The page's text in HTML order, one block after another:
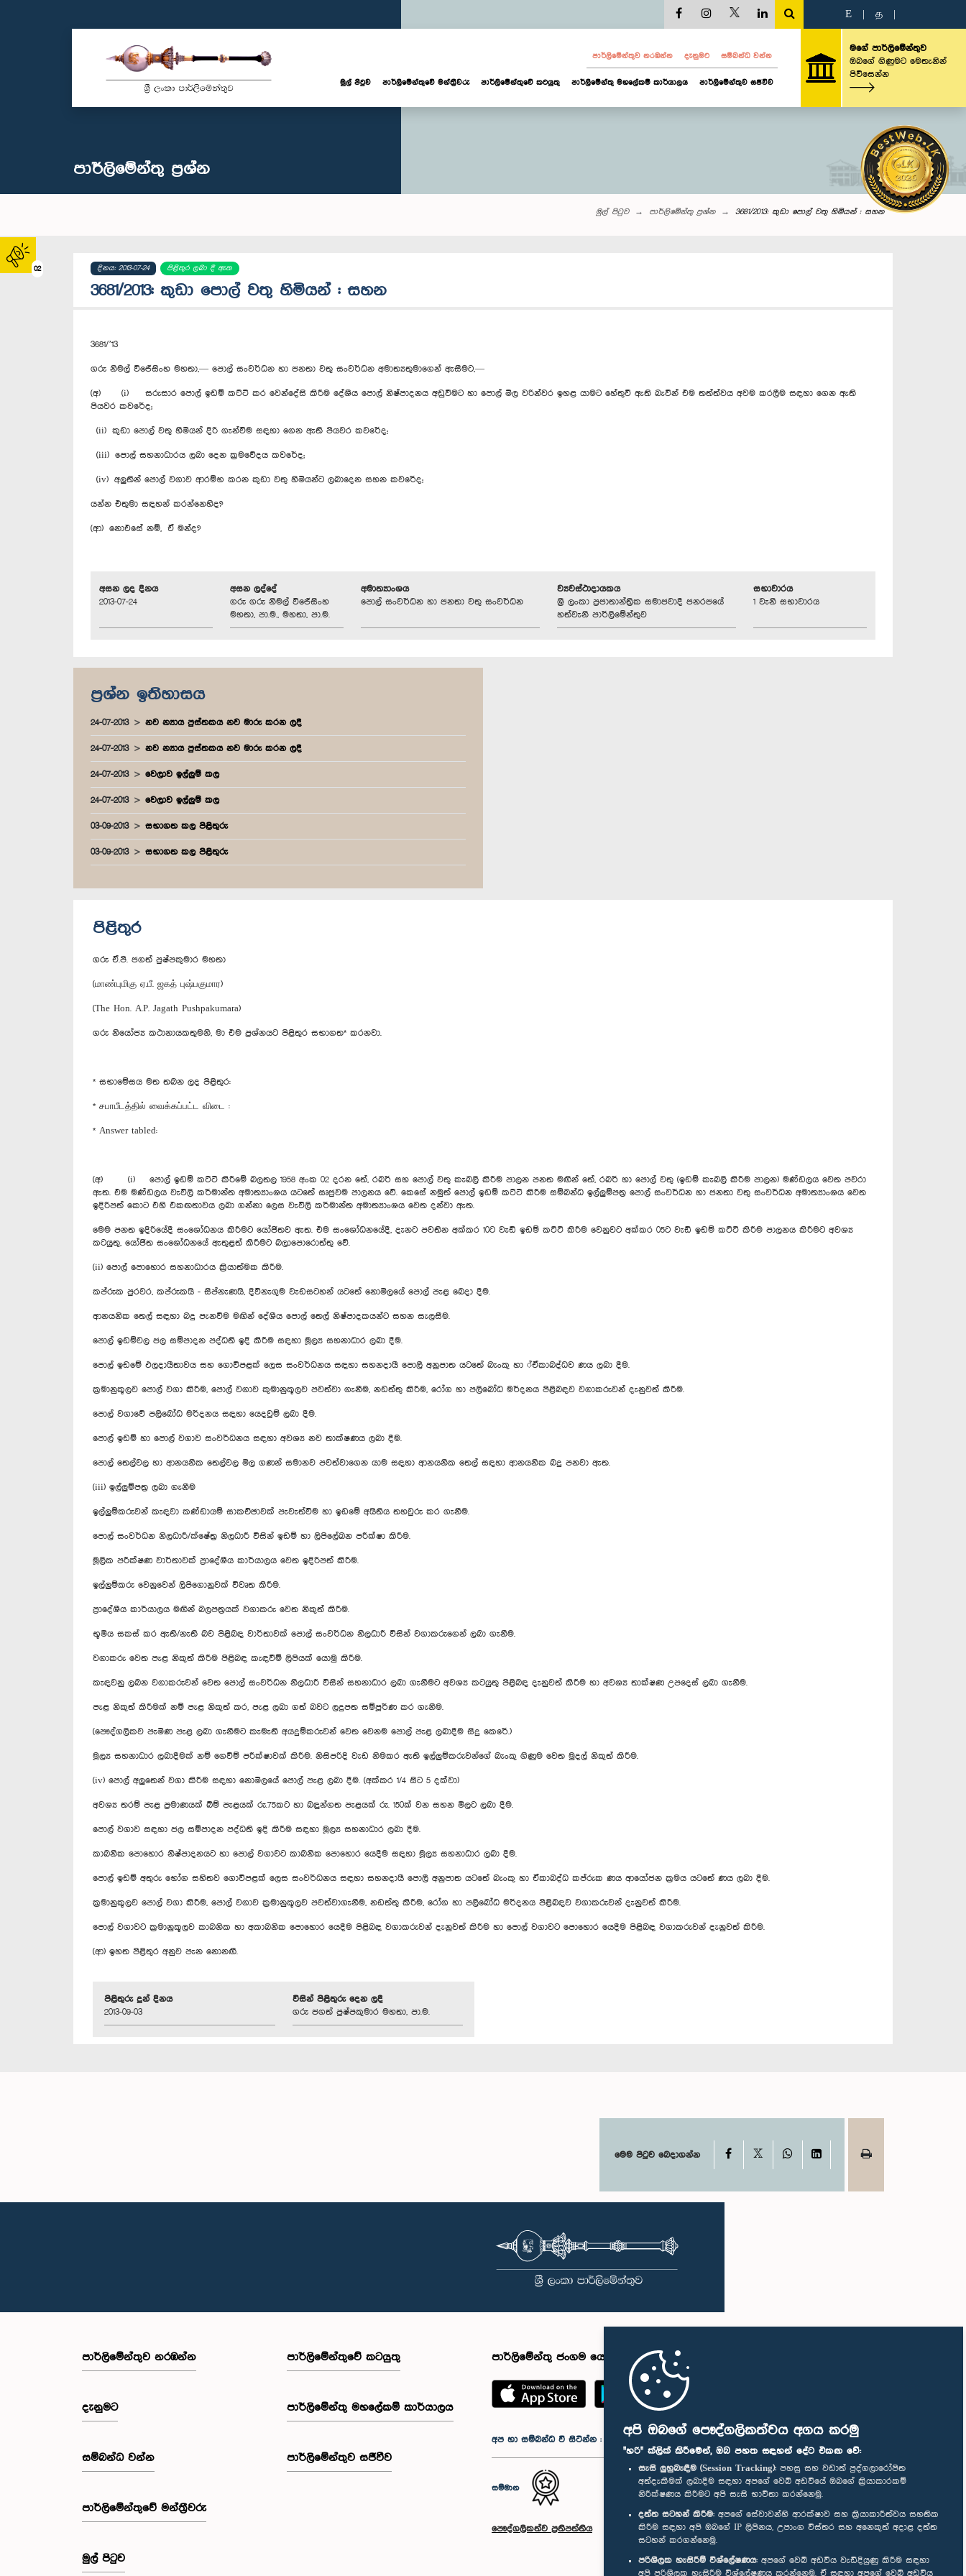
අපි ඔබගේ පෞද්ගලිකත්වය අගය කරමු
"හරි" ක්ලික් කිරීමෙන්, ඔබ පහත සඳහන් දේට එකඟ වේ:
සැසි ලුහුබැඳීම (Session Tracking): පහසු සහ වඩාත් පුද්ගලාරෝපිත
අත්දැකීමක් ලබාදීම සඳහා අපගේ වෙබ් අඩවියේ ඔබගේ ක්‍රියාකාරකම්
නිරීක්ෂණය කිරීමට අපි සැසි භාවිතා කරන්නෙමු.
දත්ත සටහන් කිරීම: අපගේ සේවාවන්හි ආරක්ෂාව සහ ක්‍රියාකාරීත්වය සහතික
කිරීම සඳහා අපි ඔබගේ IP ලිපිනය, උපාංග විස්තර සහ අනෙකුත් අදාළ දත්ත
සටහන් කරගන්නෙමු.
පරිශීලක හැසිරීම් විශ්ලේෂණය: අපගේ වෙබ් අඩවිය වැඩිදියුණු කිරීම සඳහා
අපි පරිශීලක හැසිරීම විශ්ලේෂණය කරන්නෙමු. ඒ සඳහා අපගේ වෙබ් අඩවිය
02
E த
පාර්ලි‌මේන්තුව නරඹන්න දැනුමට සම්බන්ධ වන්න
මුල් පිටුව පාර්ලි‌මේන්තුවේ මන්ත්‍රීවරු පාර්ලිමේන්තුවේ කටයුතු පාර්ලිමේන්තු මහලේකම් කාර්යාලය පාර්ලිමේන්තුව සජීවීව
මගේ පාර්ලිමේන්තුව
ඔබගේ ගිණුමට මෙතැනින්
පිවිසෙන්න
පාර්ලි‌මේන්තු‌ ප්‍රශ්න
මුල් පිටුව පාර්ලි‌මේන්තු‌ ප්‍රශ්න 3681/2013: කුඩා පොල් වතු හිමියන් : සහන
දිනය: 2013-07-24 පිළිතුර ලබා දී ඇත
3681/2013: කුඩා පොල් වතු හිමියන් : සහන
3681/’13
ගරු නිමල් විජේසිංහ මහතා,— පොල් සංවර්ධන හා ජනතා වතු සංවර්ධන අමාත්‍යතුමාගෙන් ඇසීමට,—
(අ) (i) සරුසාර පොල් ඉඩම් කට්ටි කර වෙන්දේසි කිරීම දේශීය පොල් නිෂ්පාදනය අඩුවීමට හා පොල් මිල වරින්වර ඉහළ යාමට හේතුවී ඇති බැවින් එම තත්ත්වය අවම කරලීම සඳහා ගෙන ඇති
පියවර කවරේද;
(ii) කුඩා පොල් වතු හිමියන් දිරි ගැන්වීම සඳහා ගෙන ඇති පියවර කවරේද;
(iii) පොල් සහනාධාරය ලබා දෙන ක්‍රමවේදය කවරේද;
(iv) අලුතින් පොල් වගාව ආරම්භ කරන කුඩා වතු හිමියන්ට ලබාදෙන සහන කවරේද;
යන්න එතුමා සඳහන් කරන්නෙහිද?
(ආ) නොඑසේ නම්, ඒ මන්ද?
අසන ලද දිනය
2013-07-24
අසන ලද්දේ
ගරු ගරු නිමල් විජේසිංහ
මහතා, පා.ම., මහතා, පා.ම.
අමාත්‍යාංශය
පොල් සංවර්ධන හා ජනතා වතු සංවර්ධන
ව්‍යවස්ථාදායකය
ශ්‍රී ලංකා ප්‍රජාතාන්ත්‍රික සමාජවාදී ජනරජයේ
හත්වැනි පාර්ලිමේන්තුව
සභාවාරය
1 වැනි සභාවාරය
ප්‍රශ්න ඉතිහාසය
24-07-2013 නව න්‍යාය පුස්තකය නව මාරු කරන ලදී
24-07-2013 නව න්‍යාය පුස්තකය නව මාරු කරන ලදී
24-07-2013 වෙලාව ඉල්ලුම් කල
24-07-2013 වෙලාව ඉල්ලුම් කල
03-09-2013 සභාගත කල පිළිතුරු
03-09-2013 සභාගත කල පිළිතුරු
පිළිතුර
ගරු ඒ.පී. ජගත් පුෂ්පකුමාර මහතා
(மாண்புமிகு ஏ.பீ. ஜகத் புஷ்பகுமார)
(The Hon. A.P. Jagath Pushpakumara)
ගරු නියෝජ්‍ය කථානායකතුමනි, මා එම ප්‍රශ්නයට පිළිතුර සභාගත* කරනවා.
* සභාමේසය මත තබන ලද පිළිතුර:
* சபாபீடத்தில் வைக்கப்பட்ட விடை :
* Answer tabled:
(අ) (i) පොල් ඉඩම් කට්ටි කිරීමේ බලතල 1958 අංක 02 දරන තේ, රබර් සහ පොල් වතු කැබලි කිරීම පාලන පනත මඟින් තේ, රබර් හා පොල් වතු (ඉඩම් කැබලි කිරීම පාලන) මණ්ඩලය වෙත පවරා
ඇත. එම මණ්ඩලය වැවිලි කර්මාන්ත අමාත්‍යාංශය යටතේ සෘජුවම පාලනය වේ. කෙසේ නමුත් පොල් ඉඩම් කට්ටි කිරීම සම්බන්ධ ඉල්ලුම්පත්‍ර පොල් සංවර්ධන හා ජනතා වතු සංවර්ධන අමාත්‍යාංශය වෙත
ඉදිරිපත් කොට එහි එකඟතාවය ලබා ගන්නා ලෙස වැවිලි කර්මාන්ත අමාත්‍යාංශය වෙත දන්වා ඇත.
මෙම පනත ඉදිරියේදී සංශෝධනය කිරීමට යෝජිතව ඇත. එම සංශෝධනයේදී, දැනට පවතින අක්කර 10ට වැඩි ඉඩම් කට්ටි කිරීම වෙනුවට අක්කර 05ට වැඩි ඉඩම් කට්ටි කිරීම පාලනය කිරීමට අවශ්‍ය
කටයුතු, යෝජිත සංශෝධනයේ ඇතුළත් කිරීමට බලාපොරොත්තු වේ.
(ii) පොල් පොහොර සහනාධාරය ක්‍රියාත්මක කිරීම.
කප්රුක පුරවර, කප්රුකයි - සිප්නැණයි, දිවිනැගුම වැඩසටහන් යටතේ නොමිලයේ පොල් පැළ බෙදා දීම.
ආනයනික තෙල් සඳහා බදු පැනවීම මඟින් දේශීය පොල් තෙල් නිෂ්පාදකයන්ට සහන සැලසීම.
පොල් ඉඩම්වල ජල සම්පාදන පද්ධති ඉදි කිරීම සඳහා මූල්‍ය සහනාධාර ලබා දීම.
පොල් ඉඩමේ ඵලදායීතාවය සහ ගොවිපළක් ලෙස සංවර්ධනය සඳහා සහනදායී පොලී අනුපාත යටතේ බැංකු හා ්ඒකාබද්ධව ණය ලබා දීම.
ක්‍රමානුකූලව පොල් වගා කිරීම, පොල් වගාව කුමානුකූලව පවත්වා ගැනීම, නඩත්තු කිරීම, රෝග හා පලිබෝධ මර්දනය පිළිබඳව වගාකරුවන් දැනුවත් කිරීම.
පොල් වගාවේ පලිබෝධ මර්දනය සඳහා යෙදවුම් ලබා දීම.
පොල් ඉඩම් හා පොල් වගාව සංවර්ධනය සඳහා අවශ්‍ය නව තාක්ෂණය ලබා දීම.
පොල් තෙල්වල හා ආනයනික තෙල්වල මිල ගණන් සමානව පවත්වාගෙන යාම සඳහා ආනයනික තෙල් සඳහා ආනයනික බදු පනවා ඇත.
(iii) ඉල්ලුම්පත්‍ර ලබා ගැනීම
ඉල්ලුම්කරුවන් කැඳවා කණ්ඩායම් සාකච්ඡාවක් පැවැත්වීම හා ඉඩමේ අයිතිය තහවුරු කර ගැනීම.
පොල් සංවර්ධන නිලධාරී/ක්ෂේත්‍ර නිලධාරී විසින් ඉඩම් හා ලිපිලේඛන පරීක්ෂා කිරීම.
මූලික පරීක්ෂණ වාර්තාවක් ප්‍රාදේශීය කාර්යාලය වෙත ඉදිරිපත් කිරීම.
ඉල්ලුම්කරු වෙනුවෙන් ලිපිගොනුවක් විවෘත කිරීම.
ප්‍රාදේශීය කාර්යාලය මඟින් බලපත්‍රයක් වගාකරු වෙත නිකුත් කිරීම.
භූමිය සකස් කර ඇති/නැති බව පිළිබඳ වාර්තාවක් පොල් සංවර්ධන නිලධාරී විසින් වගාකරුගෙන් ලබා ගැනීම.
වගාකරු වෙත පැළ නිකුත් කිරීම පිළිබඳ කැඳවීම් ලිපියක් යොමු කිරීම.
කැඳවනු ලබන වගාකරුවන් වෙත පොල් සංවර්ධන නිලධාරී විසින් සහනාධාර ලබා ගැනීමට අවශ්‍ය කටයුතු පිළිබඳ දැනුවත් කිරීම හා අවශ්‍ය තාක්ෂණ උපදෙස් ලබා ගැනීම.
පැළ නිකුත් කිරීමක් නම් පැළ නිකුත් කර, පැළ ලබා ගත් බවට ලදුපත සම්පූර්ණ කර ගැනීම.
(පෞද්ගලිකව පැමිණ පැළ ලබා ගැනීමට කැමැති අයදුම්කරුවන් වෙත වෙනම පොල් පැළ ලබාදීම සිදු කෙරේ.)
මූල්‍ය සහනාධාර ලබාදීමක් නම් ගෙවීම් පරීක්ෂාවක් කිරීම. නිසිපරිදි වැඩ නිමකර ඇති ඉල්ලුම්කරුවන්ගේ බැංකු ගිණුම වෙත මුදල් නිකුත් කිරීම.
(iv) පොල් අලුතෙන් වගා කිරීම සඳහා නොමිලයේ පොල් පැළ ලබා දීම. (අක්කර 1/4 සිට 5 දක්වා)
අවශ්‍ය තරම් පැළ ප්‍රමාණයක් බිම් පැළයක් රු.75කට හා බඳුන්ගත පැළයක් රු. 150ක් වන සහන මිලට ලබා දීම.
පොල් වගාව සඳහා ජල සම්පාදන පද්ධති ඉදි කිරීම සඳහා මූල්‍ය සහනාධාර ලබා දීම.
කාබනික පොහොර නිෂ්පාදනයට හා පොල් වගාවට කාබනික පොහොර යෙදීම සඳහා මූල්‍ය සහනාධාර ලබා දීම.
පොල් ඉඩම් අතුරු භෝග සහිතව ගොවිපළක් ලෙස සංවර්ධනය සඳහා සහනදායී පොලී අනුපාත යටතේ බැංකු හා ඒකාබද්ධ කප්රුක ණය ආයෝජන ක්‍රමය යටතේ ණය ලබා දීම.
ක්‍රමානුකූලව පොල් වගා කිරීම, පොල් වගාව ක්‍රමානුකූලව පවත්වාගැනීම, නඩත්තු කිරීම, රෝග හා පලිබෝධ මර්දනය පිළිබඳව වගාකරුවන් දැනුවත් කිරීම.
පොල් වගාවට ක්‍රමානුකූලව කාබනික හා අකාබනික පොහොර යෙදීම පිළිබඳ වගාකරුවන් දැනුවත් කිරීම හා පොල් වගාවට පොහොර යෙදීම පිළිබඳ වගාකරුවන් දැනුවත් කිරීම.
(ආ) ඉහත පිළිතුර අනුව පැන නොනඟී.
පිළිතුරු දුන් දිනය
2013-09-03
විසින් පිළිතුරු දෙන ලදී
ගරු ජගත් පුෂ්පකුමාර මහතා, පා.ම.
මෙම පිටුව බෙදාගන්න Facebook WhatsAppLinkedIn
පාර්ලි‌මේන්තුව නරඹන්න
දැනුමට
සම්බන්ධ වන්න
පාර්ලි‌මේන්තුවේ මන්ත්‍රීවරු
මුල් පිටුව
පාර්ලිමේන්තුවේ කටයුතු
පාර්ලිමේන්තු මහලේකම් කාර්යාලය
පාර්ලිමේන්තුව සජීවීව
පාර්ලිමේන්තු ජංගම යෙදුම
අප හා සම්බන්ධ වී සිටින්න :
සම්මාන
පෞද්ගලිකත්ව ප්‍රතිපත්තිය